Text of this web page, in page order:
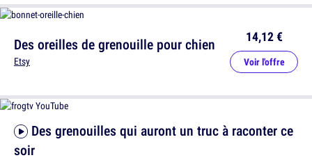
Des oreilles de grenouille pour chien
Etsy
14,12 €
Voir l'offre
soir